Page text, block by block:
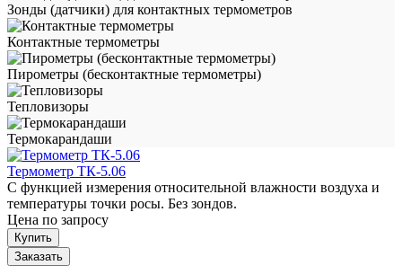
Зонды (датчики) для контактных термометров
Контактные термометры
Пирометры (бесконтактные термометры)
Тепловизоры
Термокарандаши
Термометр ТК-5.06
С функцией измерения относительной влажности воздуха и
температуры точки росы. Без зондов.
Цена по запросу
Заказать